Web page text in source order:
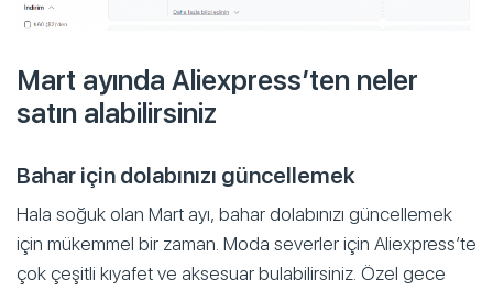
Mart ayında Aliexpress’ten neler
satın alabilirsiniz
Bahar için dolabınızı güncellemek
Hala soğuk olan Mart ayı, bahar dolabınızı güncellemek
için mükemmel bir zaman. Moda severler için Aliexpress’te
çok çeşitli kıyafet ve aksesuar bulabilirsiniz. Özel gece